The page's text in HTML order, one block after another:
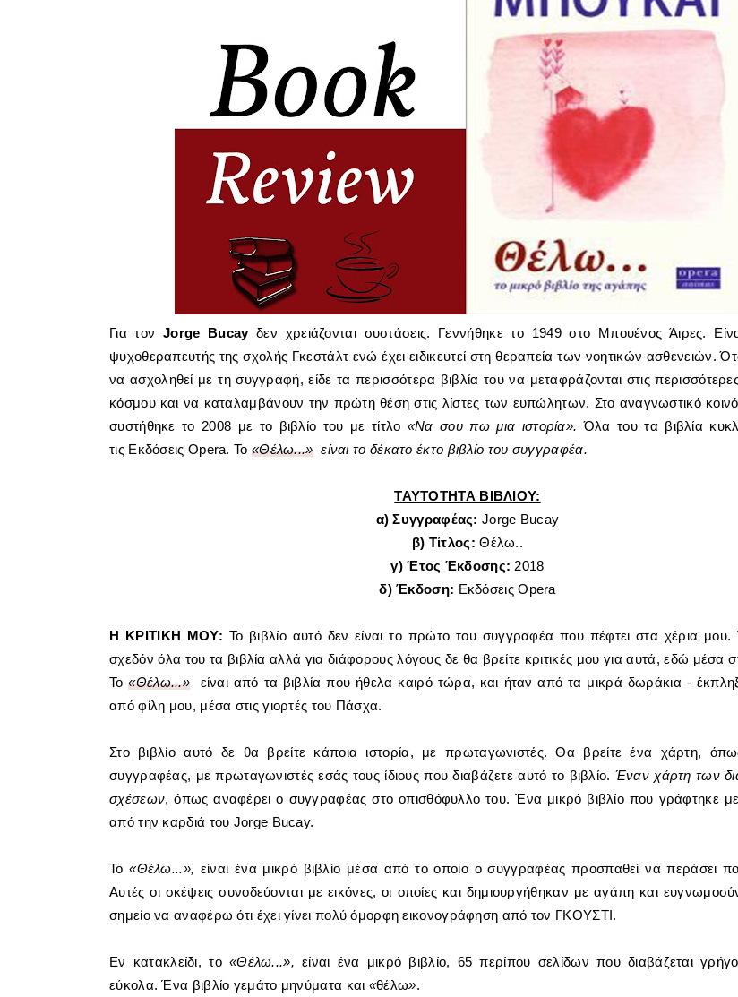
Για τον Jorge Bucayδεν χρειάζονται συστάσεις. Γεννήθηκε το 1949 στο Μπουένος Άιρες.
ψυχοθεραπευτής της σχολής Γκεστάλτ ενώ έχει ειδικευτεί στη θεραπεία των νοητικών ασθενειών.
να ασχοληθεί με τη συγγραφή, είδε τα περισσότερα βιβλία του να μεταφράζονται στις
κόσμου και να καταλαμβάνουν την πρώτη θέση στις λίστες των ευπώλητων. Στo αναγνωστικό
συστήθηκε το 2008 με το βιβλίο του με τίτλο «Να σου πω μια ιστορία». Όλα του τα βιβλία
τις Εκδόσεις Opera. Το «Θέλω...» είναι το δέκατο έκτο βιβλίο του συγγραφέα.
ΤΑΥΤΟΤΗΤΑ ΒΙΒΛΙΟΥ:
α) Συγγραφέας: Jorge Bucay
β) Τίτλος: Θέλω..
γ) Έτος Έκδοσης: 2018
δ) Έκδοση: Εκδόσεις Opera
Η ΚΡΙΤΙΚΗ ΜΟΥ: Το βιβλίο αυτό δεν είναι το πρώτο του συγγραφέα που πέφτει στα χέρια
σχεδόν όλα του τα βιβλία αλλά για διάφορους λόγους δε θα βρείτε κριτικές μου για αυτά, εδώ μέσα
Το«Θέλω...»
είναι από τα βιβλία που ήθελα καιρό τώρα, και ήταν από τα μικρά δωράκια -
από φίλη μου, μέσα στις γιορτές του Πάσχα.
Στο βιβλίο αυτό δε θα βρείτε κάποια ιστορία, με πρωταγωνιστές. Θα βρείτε ένα χάρτη,
συγγραφέας, με πρωταγωνιστές εσάς τους ίδιους που διαβάζετε αυτό το βιβλίο. Έναν χάρτη των
σχέσεων, όπως αναφέρει ο συγγραφέας στο οπισθόφυλλο του. Ένα μικρό βιβλίο που γράφτηκε
από την καρδιά του Jorge Bucay.
Το«Θέλω...», είναι ένα μικρό βιβλίο μέσα από το οποίο ο συγγραφέας προσπαθεί να περάσει
Αυτές οι σκέψεις συνοδεύονται με εικόνες, οι οποίες και δημιουργήθηκαν με αγάπη και
σημείο να αναφέρω ότι έχει γίνει πολύ όμορφη εικονογράφηση από τον ΓΚΟΥΣΤΙ.
Εν κατακλείδι, το «Θέλω...», είναι ένα μικρό βιβλίο, 65 περίπου σελίδων που διαβάζεται
εύκολα. Ένα βιβλίο γεμάτο μηνύματα και «θέλω».